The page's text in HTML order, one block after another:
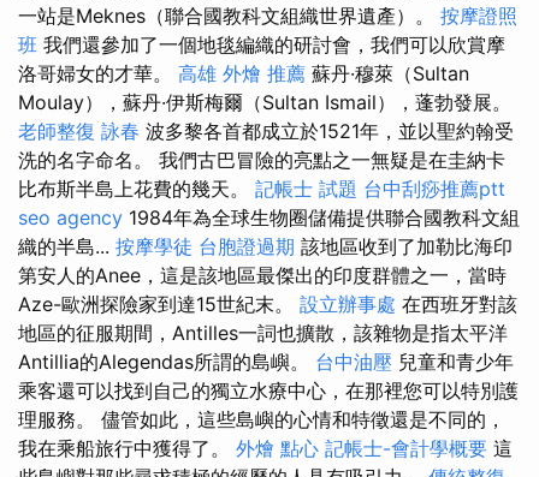
一站是Meknes（聯合國教科文組織世界遺產）。 按摩證照
班 我們還參加了一個地毯編織的研討會，我們可以欣賞摩
洛哥婦女的才華。 高雄 外燴 推薦 蘇丹·穆萊（Sultan
Moulay），蘇丹·伊斯梅爾（Sultan Ismail），蓬勃發展。
老師整復 詠春 波多黎各首都成立於1521年，並以聖約翰受
洗的名字命名。 我們古巴冒險的亮點之一無疑是在圭納卡
比布斯半島上花費的幾天。 記帳士 試題 台中刮痧推薦ptt
seo agency 1984年為全球生物圈儲備提供聯合國教科文組
織的半島... 按摩學徒 台胞證過期 該地區收到了加勒比海印
第安人的Anee，這是該地區最傑出的印度群體之一，當時
Aze-歐洲探險家到達15世紀末。 設立辦事處 在西班牙對該
地區的征服期間，Antilles一詞也擴散，該雜物是指太平洋
Antillia的Alegendas所謂的島嶼。 台中油壓 兒童和青少年
乘客還可以找到自己的獨立水療中心，在那裡您可以特別護
理服務。 儘管如此，這些島嶼的心情和特徵還是不同的，
我在乘船旅行中獲得了。 外燴 點心 記帳士-會計學概要 這